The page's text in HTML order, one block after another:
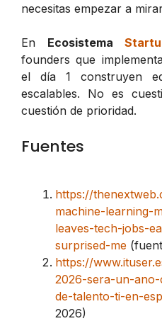
necesitas empezar a
En Ecosistema
founders que
el día 1 construyen
escalables. No es
cuestión de prioridad.
Fuentes
https://
machine-learning-
leaves-tech-jobs-
surprised-me
https://
2026-sera-un-
de-talento-ti-en-
2026)